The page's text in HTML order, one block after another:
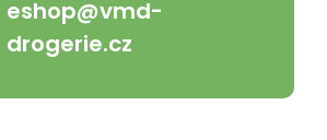
eshop@vmd-
drogerie.cz